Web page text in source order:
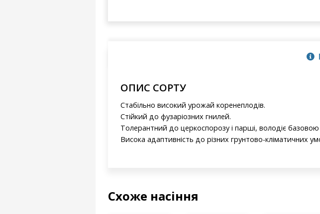
ОПИС СОРТУ
Стабільно високий урожай коренеплодів.
Стійкий до фузаріозних гнилей.
Толерантний до церкоспорозу і парші, володіє
Висока адаптивність до різних грунтово-кліматичних
Схоже насіння